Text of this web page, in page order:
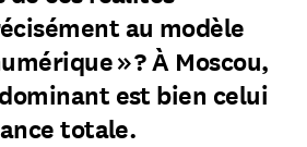
au modèle
» ? À Moscou,
est bien celui
totale.